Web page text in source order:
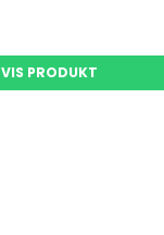
VIS PRODUKT